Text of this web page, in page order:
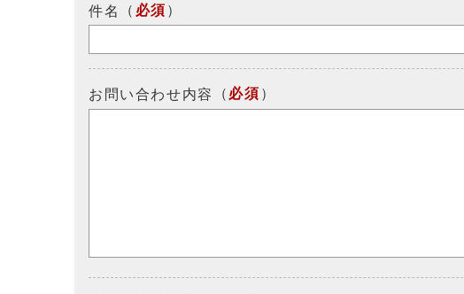
件名 （ 必須 ）
お問い合わせ内容 （ 必須 ）